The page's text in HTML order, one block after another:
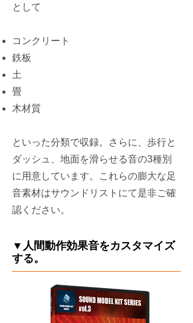
として
コンクリート
鉄板
土
畳
木材質
といった分類で収録。さらに、歩行と
ダッシュ、地面を滑らせる音の3種別
に用意しています。これらの膨大な足
音素材はサウンドリストにて是非ご確
認ください。
▼人間動作効果音をカスタマイズ
する。